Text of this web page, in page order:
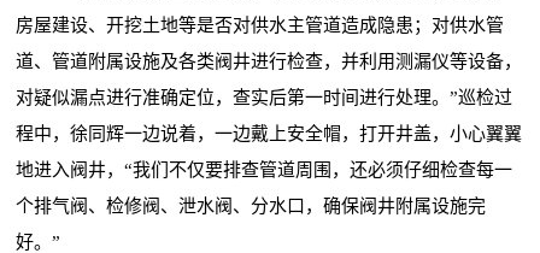
房屋建设、开挖土地等是否对供水主管道造成隐患；对供水管
道、管道附属设施及各类阀井进行检查，并利用测漏仪等设备，
对疑似漏点进行准确定位，查实后第一时间进行处理。”巡检过
程中，徐同辉一边说着，一边戴上安全帽，打开井盖，小心翼翼
地进入阀井，“我们不仅要排查管道周围，还必须仔细检查每一
个排气阀、检修阀、泄水阀、分水口，确保阀井附属设施完
好。”